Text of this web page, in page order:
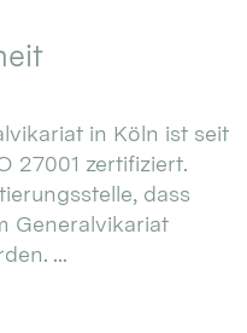
in Köln ist seit
27001 zertifiziert.
dass
Generalvikariat
...